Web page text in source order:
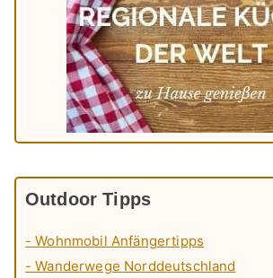
Outdoor Tipps
- Wohnmobil Anfängertipps
- Wanderwege Norddeutschland